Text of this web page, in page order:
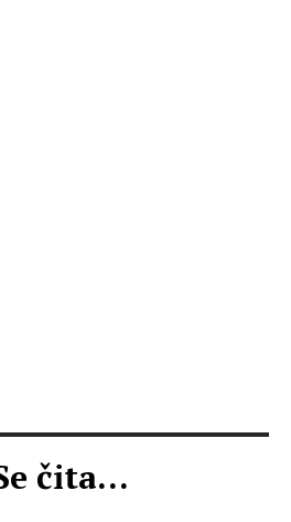
čita...